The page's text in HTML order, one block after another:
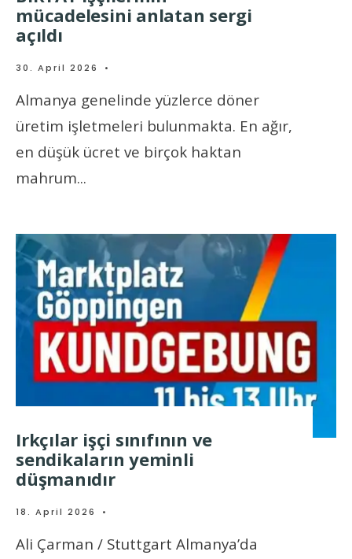
mücadelesini anlatan sergi
açıldı
30. April 2026 •
Almanya genelinde yüzlerce döner
üretim işletmeleri bulunmakta. En ağır,
en düşük ücret ve birçok haktan
mahrum...
Irkçılar işçi sınıfının ve
sendikaların yeminli
düşmanıdır
18. April 2026 •
Ali Çarman / Stuttgart Almanya’da